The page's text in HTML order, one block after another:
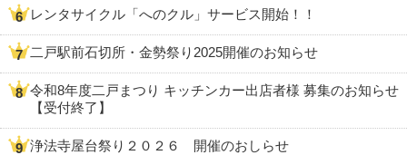
レンタサイクル「へのクル」サービス開始！！
二戸駅前石切所・金勢祭り2025開催のお知らせ
令和8年度二戸まつり キッチンカー出店者様 募集のお知らせ
【受付終了】
浄法寺屋台祭り２０２６ 開催のおしらせ